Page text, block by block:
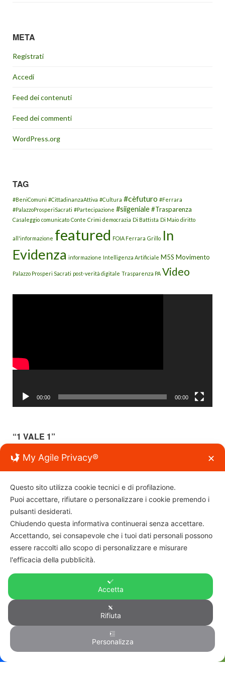
META
Registrati
Accedi
Feed dei contenuti
Feed dei commenti
WordPress.org
TAG
#BeniComuni #CittadinanzaAttiva #Cultura #cèfuturo #Ferrara
#PalazzoProsperiSacrati #Partecipazione #siigeniale#Trasparenza
Casaleggio comunicato Conte Crimi democrazia Di Battista Di Maio diritto
all'informazione featured FOIA Ferrara Grillo In
Evidenza informazione Intelligenza Artificiale M5S Movimento
Palazzo Prosperi Sacrati post-verità digitale Trasparenza PA Video
00:00 00:00
“1 VALE 1”
civile e democratica (antifascista), per la condivisione e la
partecipazione dei cittadini tutti, senza distinzione di età, sesso,
Associazione “viviferrara”
info@viviferrara.it
VIVIFERRARA
Implementato da: viviferrara
My Agile Privacy® ✕
Questo sito utilizza cookie tecnici e di profilazione.
Puoi accettare, rifiutare o personalizzare i cookie premendo i
pulsanti desiderati.
Chiudendo questa informativa continuerai senza accettare.
Accettando, sei consapevole che i tuoi dati personali possono
essere raccolti allo scopo di personalizzare e misurare
l'efficacia della pubblicità.
Accetta
Rifiuta
Personalizza